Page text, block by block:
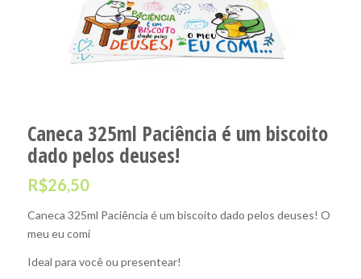
Caneca 325ml Paciência é um biscoito
dado pelos deuses!
R$26,50
Caneca 325ml Paciência é um biscoito dado pelos deuses! O
meu eu comi
Ideal para você ou presentear!